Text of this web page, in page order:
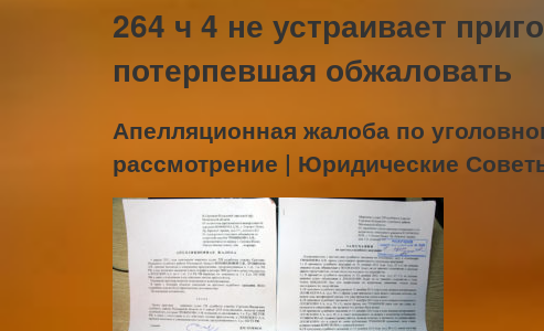
264 ч 4 не устраивает
потерпевшая обжаловать
Апелляционная жалоба по
рассмотрение | Юридические